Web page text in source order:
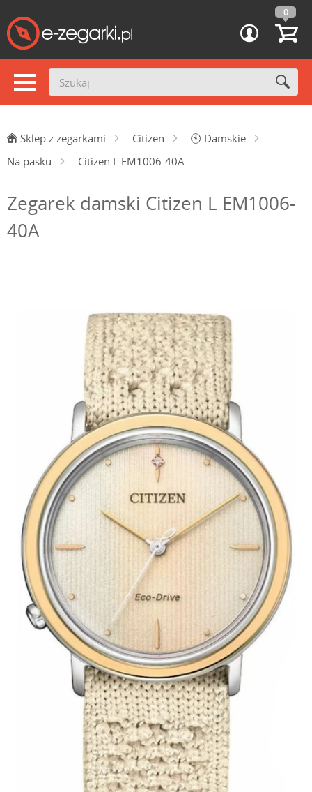
0
Sklep z zegarkami Citizen 🕙 Damskie
Na pasku
Citizen L EM1006-40A
Zegarek damski Citizen L EM1006-
40A